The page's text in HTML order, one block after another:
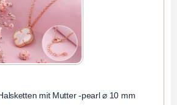
mit Mutter -pearl ⌀ 10 mm